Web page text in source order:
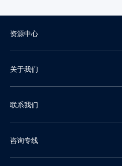
资源中心
产品白皮书
关于我们
公司介绍
加入我们
联系我们
销售热线：400-688-5600
咨询专线